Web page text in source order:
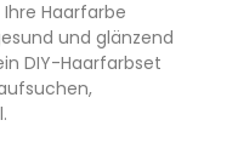
Haarfarbe
und glänzend
DIY-Haarfarbset